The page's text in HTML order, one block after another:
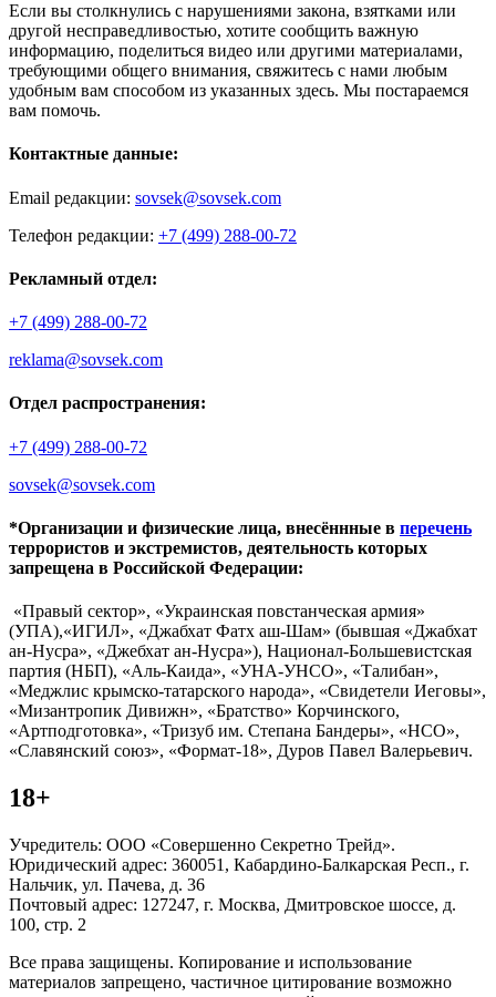
Если вы столкнулись с нарушениями закона, взятками или
другой несправедливостью, хотите сообщить важную
информацию, поделиться видео или другими материалами,
требующими общего внимания, свяжитесь с нами любым
удобным вам способом из указанных здесь. Мы постараемся
вам помочь.
Контактные данные:
Email редакции: sovsek@sovsek.com
Телефон редакции: +7 (499) 288-00-72
Рекламный отдел:
+7 (499) 288-00-72
reklama@sovsek.com
Отдел распространения:
+7 (499) 288-00-72
sovsek@sovsek.com
*Организации и физические лица, внесённные в перечень
террористов и экстремистов, деятельность которых
запрещена в Российской Федерации:
«Правый сектор», «Украинская повстанческая армия»
(УПА),«ИГИЛ», «Джабхат Фатх аш-Шам» (бывшая «Джабхат
ан-Нусра», «Джебхат ан-Нусра»), Национал-Большевистская
партия (НБП), «Аль-Каида», «УНА-УНСО», «Талибан»,
«Меджлис крымско-татарского народа», «Свидетели Иеговы»,
«Мизантропик Дивижн», «Братство» Корчинского,
«Артподготовка», «Тризуб им. Степана Бандеры», «НСО»,
«Славянский союз», «Формат-18», Дуров Павел Валерьевич.
18+
Учредитель: ООО «Совершенно Секретно Трейд».
Юридический адрес: 360051, Кабардино-Балкарская Респ., г.
Нальчик, ул. Пачева, д. 36
Почтовый адрес: 127247, г. Москва, Дмитровское шоссе, д.
100, стр. 2
Все права защищены. Копирование и использование
материалов запрещено, частичное цитирование возможно